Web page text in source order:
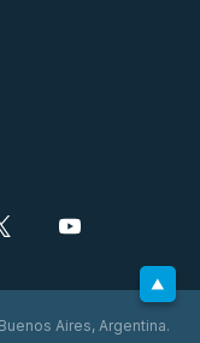
Aires, Argentina.